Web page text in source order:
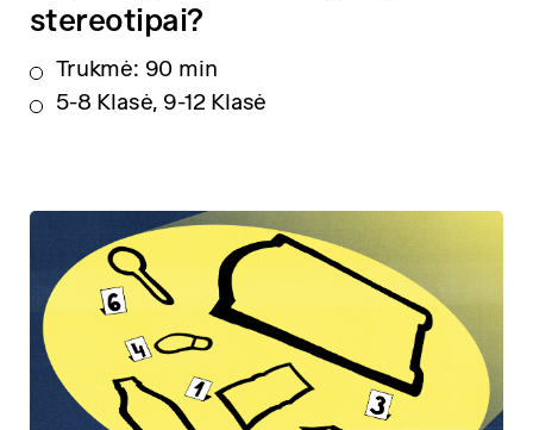
stereotipai?
Trukmė: 90 min
5-8 Klasė, 9-12 Klasė